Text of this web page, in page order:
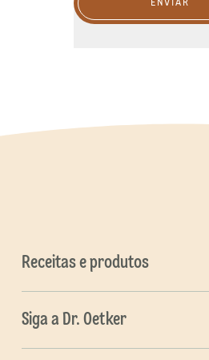
ENVIAR
Receitas e produtos
Siga a Dr. Oetker